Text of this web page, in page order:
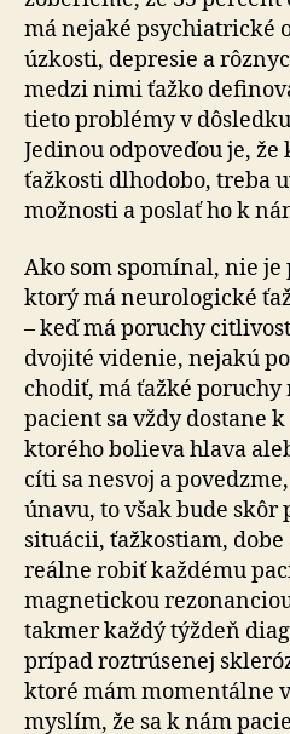
má nejaké psychiatrické
úzkosti, depresie a
medzi nimi ťažko
tieto problémy v
Jedinou odpoveďou je,
ťažkosti dlhodobo, treba
možnosti a poslať ho k
Ako som spomínal, nie
ktorý má neurologické
– keď má poruchy
dvojité videnie, nejakú
chodiť, má ťažké
pacient sa vždy dostane
ktorého bolieva hlava
cíti sa nesvoj a
únavu, to však bude
situácii, ťažkostiam,
reálne robiť každému
magnetickou
takmer každý týždeň
prípad roztrúsenej
ktoré mám momentálne
myslím, že sa k nám